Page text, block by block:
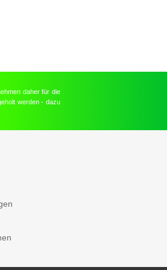
daher für die
werden - dazu